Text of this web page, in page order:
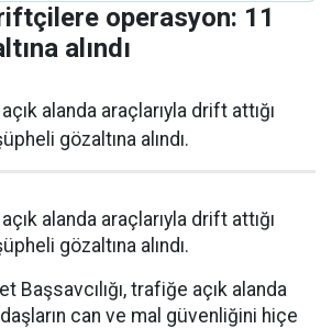
operasyon: 11
alındı
alanda araçlarıyla drift attığı
gözaltına alındı.
alanda araçlarıyla drift attığı
gözaltına alındı.
Başsavcılığı, trafiğe açık alanda
can ve mal güvenliğini hiçe